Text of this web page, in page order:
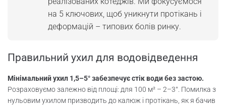
на 5 ключових, щоб уникнути протікань і
деформацій – типових болів ринку.
Правильний ухил для водовідведення
Мінімальний ухил 1,5–5° забезпечує стік води без застою.
Розраховуємо залежно від площі: для 100 м² – 2–3°. Помилка з
нульовим ухилом призводить до калюж і протікань, як я бачив